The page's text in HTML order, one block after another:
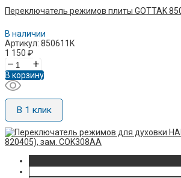
Переключатель режимов плиты GOTTAK
В наличии
Артикул: 850611K
1 150 ₽
– +
В корзину
В 1 клик